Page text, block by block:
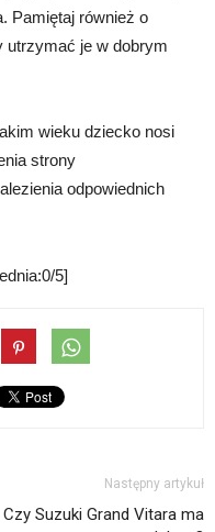
Pamiętaj również o
utrzymać je w dobrym
wieku dziecko nosi
strony
odpowiednich
5]
Następny artykuł
Czy Suzuki Grand Vitara ma